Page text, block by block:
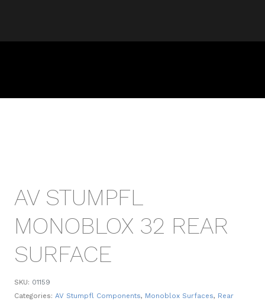
AV STUMPFL
MONOBLOX 32 REAR
SURFACE
SKU: 01159
Categories: AV Stumpfl Components, Monoblox Surfaces, Rear